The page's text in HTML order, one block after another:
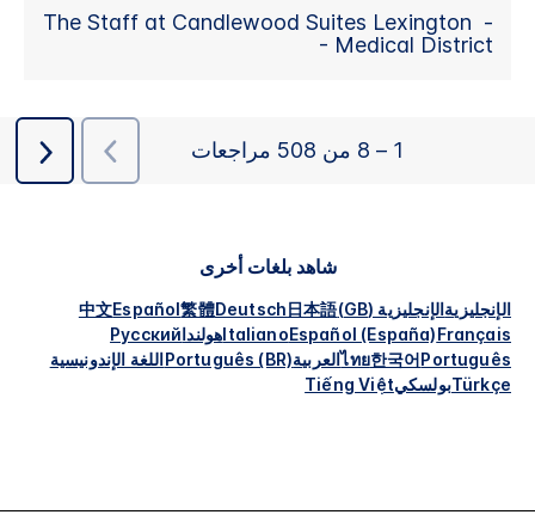
شاهد بلغات أخرى
الإنجليزيةالإنجليزية (GB) 日本語
Deutsch
繁體
Español
中文
Français
Español (España)
ItalianoهولنداРусский
Português
한국어
ไทยالعربيةPortuguês (BR)اللغة الإندونيسية
TürkçeبولسكيTiếng Việt